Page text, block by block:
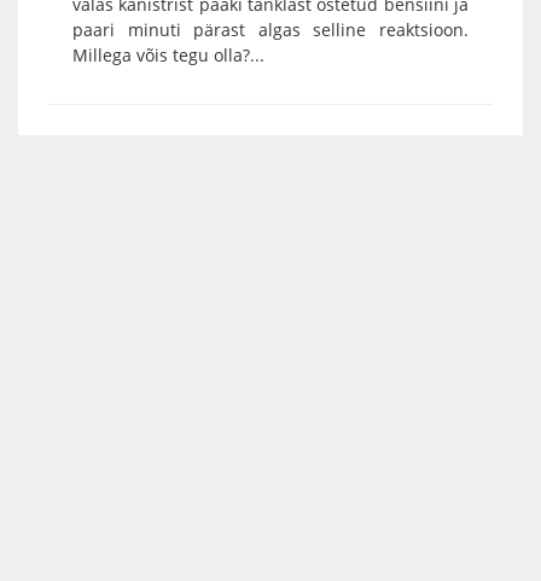
paari minuti pärast algas selline reaktsioon.
Millega võis tegu olla?...